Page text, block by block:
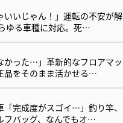
いいじゃん！」運転の不安が解
ゆる車種に対応。死…
かった…」革新的なフロアマッ
品をそのまま活かせる…
「完成度がスゴイ…」釣り竿、
フバッグ、なんでもオ…